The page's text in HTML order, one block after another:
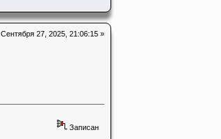
Сентября 27, 2025, 21:06:15 »
Записан